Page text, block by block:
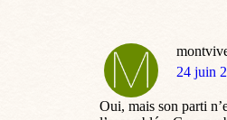
dit
24 juin
Oui, mais son parti